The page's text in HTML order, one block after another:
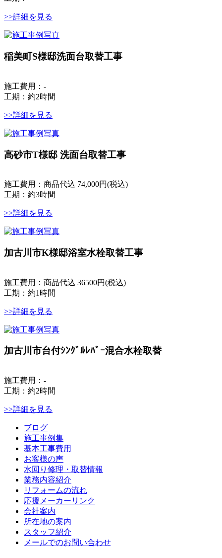
>>詳細を見る
稲美町S様邸洗面台取替工事
施工費用：-
工期：約2時間
>>詳細を見る
高砂市T様邸 洗面台取替工事
施工費用：商品代込 74,000円(税込)
工期：約3時間
>>詳細を見る
加古川市K様邸浴室水栓取替工事
施工費用：商品代込 36500円(税込)
工期：約1時間
>>詳細を見る
加古川市台付ｼﾝｸﾞﾙﾚﾊﾞｰ混合水栓取替
施工費用：-
工期：約2時間
>>詳細を見る
ブログ
施工事例集
基本工事費用
お客様の声
水回り修理・取替情報
業務内容紹介
リフォームの流れ
応援メーカーリンク
会社案内
所在地の案内
スタッフ紹介
メールでのお問い合わせ